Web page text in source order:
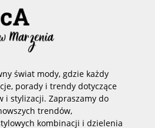
świat mody, gdzie każdy
porady i trendy dotyczące
i stylizacji. Zapraszamy do
trendów,
kombinacji i dzielenia